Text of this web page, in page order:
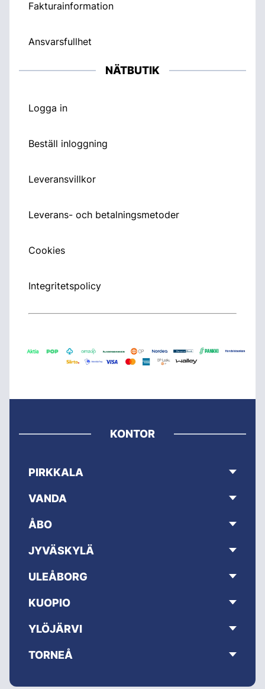
Fakturainformation
Ansvarsfullhet
NÄTBUTIK
Logga in
Beställ inloggning
Leveransvillkor
Leverans- och betalningsmetoder
Cookies
Integritetspolicy
KONTOR
PIRKKALA
VANDA
ÅBO
JYVÄSKYLÄ
ULEÅBORG
KUOPIO
YLÖJÄRVI
TORNEÅ